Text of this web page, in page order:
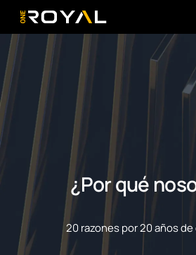
OneRoyal Home
¿Por qué
20 razones por 20 años